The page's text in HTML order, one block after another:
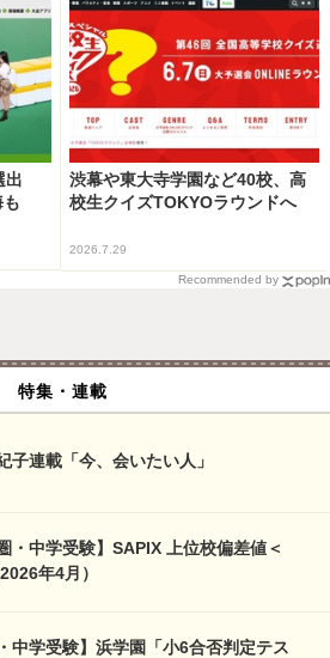
出
渋幕や東大寺学園など40校、高
校生クイズTOKYOラウンドへ
2026.7.29
Recommended by
特集・連載
子連載「今、会いたい人」
・中学受験】SAPIX 上位校偏差値＜
年4月）
中学受験】浜学園「小6合否判定テス